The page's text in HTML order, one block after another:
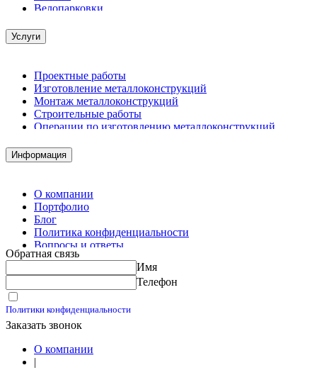
Велопарковки
Услуги
Проектные работы
Изготовление металлоконструкций
Монтаж металлоконструкций
Строительные работы
Операции по изготовлению металлоконструкций
Комплектация металлопроката
Изготовление винтовых свай
Информация
О компании
Портфолио
Блог
Политика конфиденциальности
Вопросы и ответы
Контакты
Обратная связь
Имя
Телефон
Политики конфиденциальности
Заказать звонок
О компании
|